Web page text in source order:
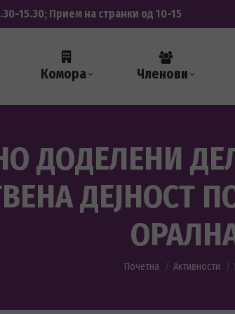
15.30; Прием на странки од 10-15
Комора Членови
ДОДЕЛЕНИ
ДЕЈНОСТ
You are here:
Почетна Активности